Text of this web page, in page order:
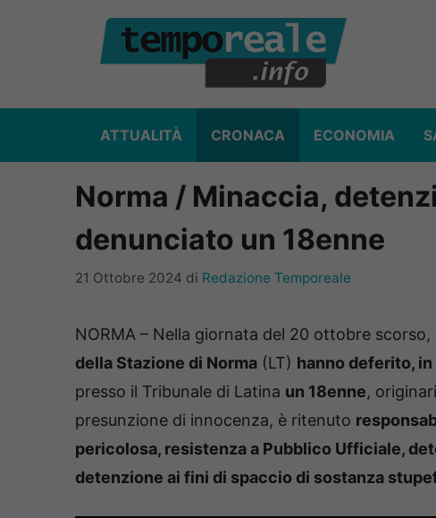
ATTUALITÀ CRONACA ECONOMIA
Norma / Minaccia,
denunciato un 18enne
21 Ottobre 2024 di Redazione Temporeale
NORMA – Nella giornata del 20 ottobre
della Stazione di Norma (LT) hanno deferito,
presso il Tribunale di Latina un 18enne,
presunzione di innocenza, è ritenuto
pericolosa, resistenza a Pubblico Ufficiale,
detenzione ai fini di spaccio di sostanza